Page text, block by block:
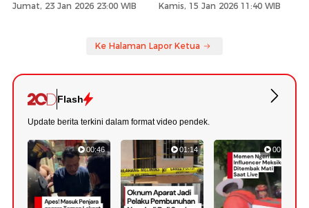
Jumat, 23 Jan 2026 23:00 WIB Kamis, 15 Jan 2026 11:40 WIB
Ke Halaman Lapor Ketua
Flash
Update berita terkini dalam format video pendek.
00:46 01:14 00:49